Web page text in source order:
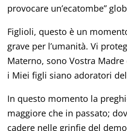
provocare un’ecatombe”
Figlioli, questo è un
grave per l’umanità. Vi
Materno, sono Vostra
i Miei figli siano adoratori
In questo momento la
maggiore che in passato;
cadere nelle grinfie del